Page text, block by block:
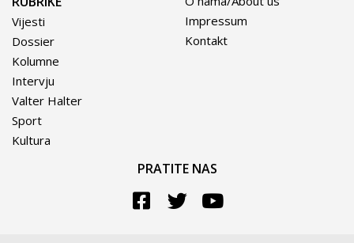
Vijesti
Dossier
Kolumne
Intervju
Valter Halter
Sport
Kultura
Impressum
Kontakt
PRATITE NAS